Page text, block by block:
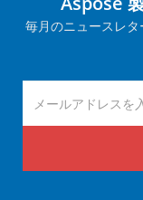
毎月のニュースレ